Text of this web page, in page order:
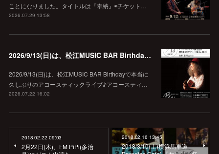
ことになりました。タイトルは『奉納』◉チケット…
2026.07.29 13:58
2026/9/13(日)は、松江MUSIC BAR Birthdayでアコースティック弾き語り弾きまくりギター三昧♪
2026/9/13(日)は、松江MUSIC BAR Birthdayで本当に
久しぶりのアコースティックライブ♪アコースティ…
2026.07.22 16:02
2018.02.22 09:03
2月22日(木)、FM PiPi(多治
2018.02.16 13:45
2018/3/10(土)横浜馬車道